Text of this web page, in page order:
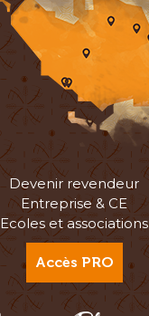
Devenir revendeur
Entreprise & CE
Ecoles et associations
Accès PRO